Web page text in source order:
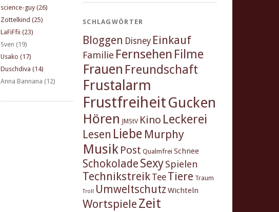
science-guy (26)
Zottelkind (25)
LaFiFfii (23)
Sven (19)
Usako (17)
Duschdiva (14)
Anna Bannana (12)
SCHLAGWÖRTER
Bloggen Disney Einkauf
Familie Fernsehen Filme
Frauen Freundschaft
Frustalarm
FrustfreiheitGucken
Hören JMStV Kino Leckerei
Lesen Liebe Murphy
Musik Post Qualmfrei Schnee
Schokolade SexySpielen
Technikstreik Tee Tiere Traum
Troll Umweltschutz Wichteln
Wortspiele Zeit